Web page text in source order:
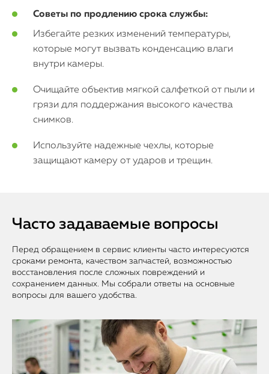
Советы по продлению срока службы:
Избегайте резких изменений температуры,
которые могут вызвать конденсацию влаги
внутри камеры.
Очищайте объектив мягкой салфеткой от пыли и
грязи для поддержания высокого качества
снимков.
Используйте надежные чехлы, которые
защищают камеру от ударов и трещин.
Часто задаваемые вопросы
Перед обращением в сервис клиенты часто интересуются
сроками ремонта, качеством запчастей, возможностью
восстановления после сложных повреждений и
сохранением данных. Мы собрали ответы на основные
вопросы для вашего удобства.